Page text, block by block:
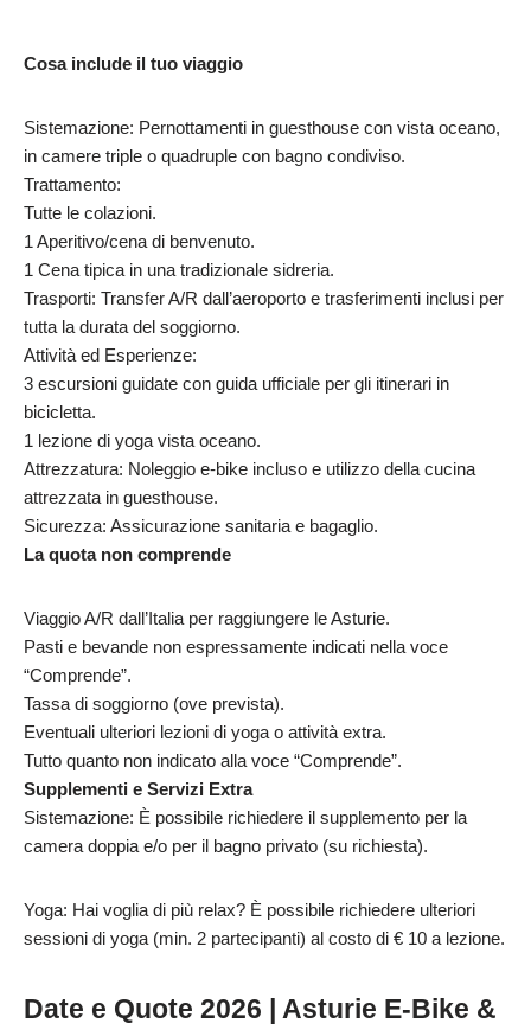
Cosa include il tuo viaggio
Sistemazione: Pernottamenti in guesthouse con vista oceano,
in camere triple o quadruple con bagno condiviso.
Trattamento:
Tutte le colazioni.
1 Aperitivo/cena di benvenuto.
1 Cena tipica in una tradizionale sidreria.
Trasporti: Transfer A/R dall’aeroporto e trasferimenti inclusi per
tutta la durata del soggiorno.
Attività ed Esperienze:
3 escursioni guidate con guida ufficiale per gli itinerari in
bicicletta.
1 lezione di yoga vista oceano.
Attrezzatura: Noleggio e-bike incluso e utilizzo della cucina
attrezzata in guesthouse.
Sicurezza: Assicurazione sanitaria e bagaglio.
La quota non comprende
Viaggio A/R dall’Italia per raggiungere le Asturie.
Pasti e bevande non espressamente indicati nella voce
“Comprende”.
Tassa di soggiorno (ove prevista).
Eventuali ulteriori lezioni di yoga o attività extra.
Tutto quanto non indicato alla voce “Comprende”.
Supplementi e Servizi Extra
Sistemazione: È possibile richiedere il supplemento per la
camera doppia e/o per il bagno privato (su richiesta).
Yoga: Hai voglia di più relax? È possibile richiedere ulteriori
sessioni di yoga (min. 2 partecipanti) al costo di € 10 a lezione.
Date e Quote 2026 | Asturie E-Bike &